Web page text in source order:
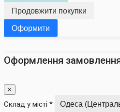
Продовжити покупки
Оформити
Оформлення
×
Склад у місті *